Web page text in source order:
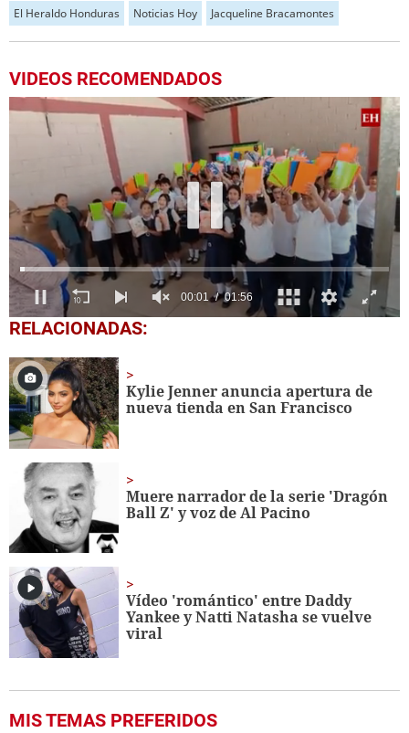
El Heraldo Honduras Noticias Hoy Jacqueline Bracamontes
VIDEOS RECOMENDADOS
0
seconds
1
minute,
56
seconds
RELACIONADAS:
Kylie Jenner anuncia apertura de
nueva tienda en San Francisco
Muere narrador de la serie 'Dragón
Ball Z' y voz de Al Pacino
Vídeo 'romántico' entre Daddy
Yankee y Natti Natasha se vuelve
viral
MIS TEMAS PREFERIDOS